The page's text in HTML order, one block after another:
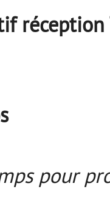
réception
pour